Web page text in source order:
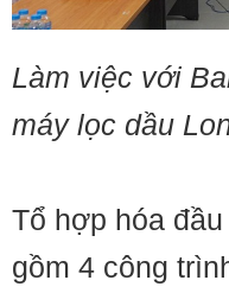
Làm việc với
máy lọc dầu
Tổ hợp hóa
gồm 4 công